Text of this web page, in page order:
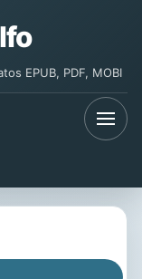
EPUB, PDF, MOBI